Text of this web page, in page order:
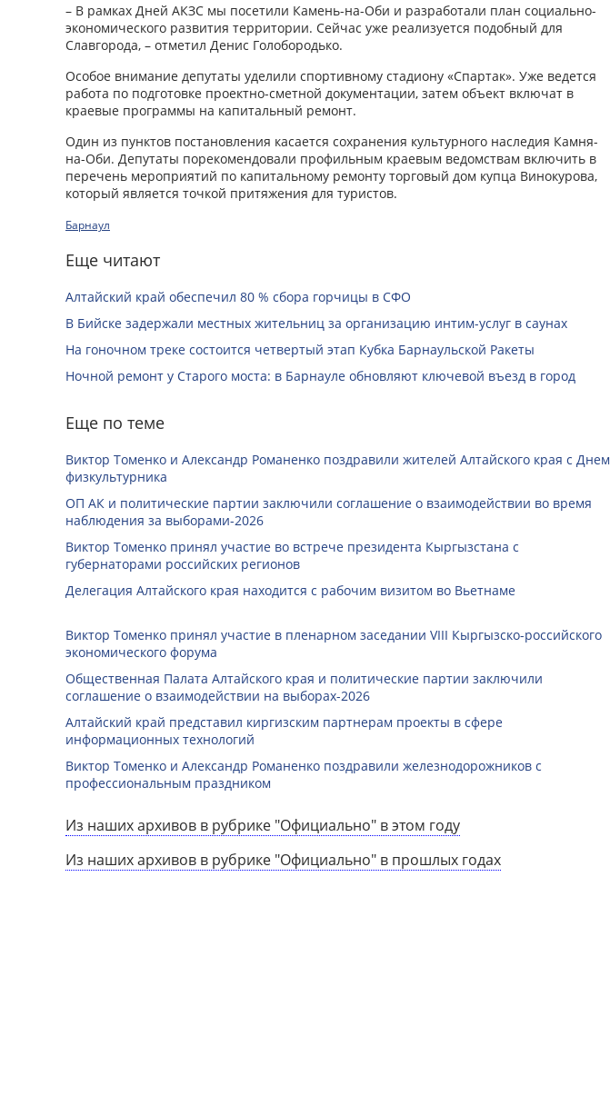
– В рамках Дней АКЗС мы посетили Камень-на-Оби и разработали план социально-
экономического развития территории. Сейчас уже реализуется подобный для
Славгорода, – отметил Денис Голобородько.
Особое внимание депутаты уделили спортивному стадио­ну «Спартак». Уже ведется
работа по подготовке проектно-сметной документации, затем объект включат в
краевые программы на капитальный ремонт.
Один из пунктов постановления касается сохранения культурного наследия Камня-
на-Оби. Депутаты порекомендовали профильным краевым ведомствам включить в
перечень мероприя­тий по капитальному ремонту торговый дом купца Винокурова,
который является точкой притяжения для туристов.
Барнаул
Еще читают
Алтайский край обеспечил 80 % сбора горчицы в СФО
В Бийске задержали местных жительниц за организацию интим-услуг в саунах
На гоночном треке состоится четвертый этап Кубка Барнаульской Ракеты
Ночной ремонт у Старого моста: в Барнауле обновляют ключевой въезд в город
Еще по теме
Виктор Томенко и Александр Романенко поздравили жителей Алтайского края с Днем
физкультурника
ОП АК и политические партии заключили соглашение о взаимодействии во время
наблюдения за выборами-2026
Виктор Томенко принял участие во встрече президента Кыргызстана с
губернаторами российских регионов
Делегация Алтайского края находится с рабочим визитом во Вьетнаме
Виктор Томенко принял участие в пленарном заседании VIII Кыргызско-российского
экономического форума
Общественная Палата Алтайского края и политические партии заключили
соглашение о взаимодействии на выборах-2026
Алтайский край представил киргизским партнерам проекты в сфере
информационных технологий
Виктор Томенко и Александр Романенко поздравили железнодорожников с
профессиональным праздником
Из наших архивов в рубрике "Официально" в этом году
Из наших архивов в рубрике "Официально" в прошлых годах